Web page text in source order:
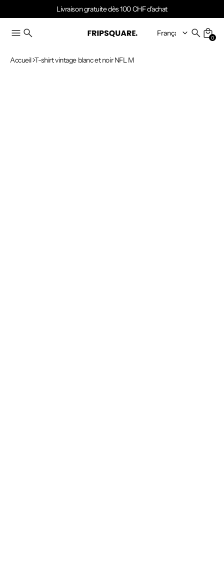
Livraison gratuite dès 100 CHF d'achat
0
Accueil T-shirt vintage blanc et noir NFL M